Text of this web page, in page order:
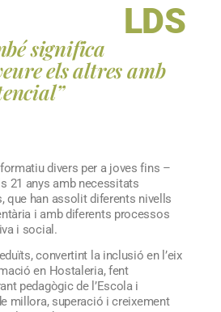
LDS
significa
els altres amb
divers per a joves fins –
21 anys amb necessitats
que han assolit diferents nivells
i amb diferents processos
i social.
convertint la inclusió en l’eix
en Hostaleria, fent
pedagògic de l’Escola i
millora, superació i creixement